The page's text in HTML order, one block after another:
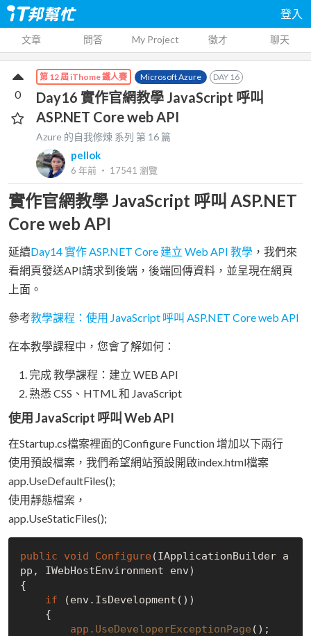
登入
文章 問答 My Project 徵才 聊天
第 12 屆 iThome 鐵人賽 Microsoft Azure DAY 16
Day16 實作官網教學 JavaScript 呼叫
ASP.NET Core web API
Azure 的自我修煉 系列 第 16 篇
pellok
6 年前 ‧ 17541 瀏覽
0
實作官網教學 JavaScript 呼叫 ASP.NET
Core web API
延續Day14 實作 ASP.NET Core 建立 Web API 教學 ，我們來
看網頁發送API請求到後端，後端回傳資料，並呈現在網頁
上面。
參考教學課程：使用 JavaScript 呼叫 ASP.NET Core web API
在本教學課程中，您會了解如何：
完成 教學課程：建立 WEB API
熟悉 CSS、HTML 和 JavaScript
使用 JavaScript 呼叫 Web API
在Startup.cs檔案裡面的Configure Function 增加以下兩行
使用預設檔案，我們希望網站預設開啟index.html檔案
app.UseDefaultFiles();
使用靜態檔案，
app.UseStaticFiles();
public void Configure (IApplicationBuilder a
pp, IWebHostEnvironment env)
{
if (env.IsDevelopment())
app .UseDeveloperExceptionPage ();